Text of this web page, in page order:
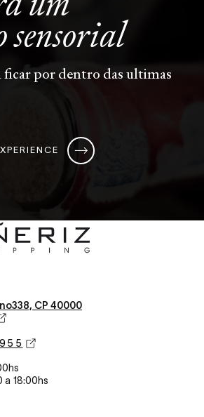
sensorial
ficar por dentro das ultimas
o338, CP 40000
a 18:00hs